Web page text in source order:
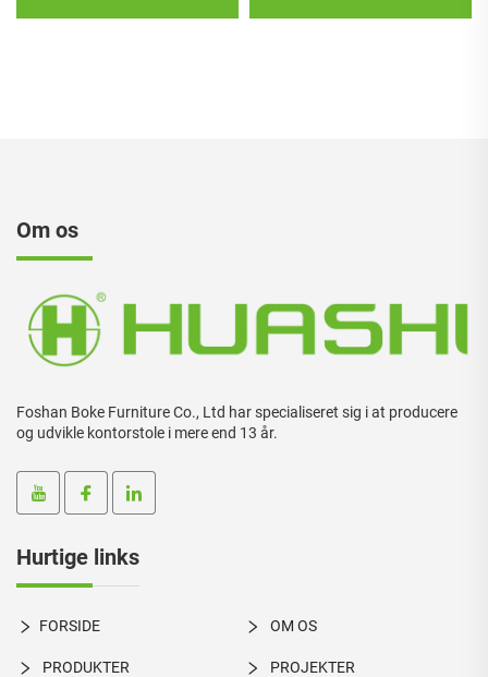
Om os
Foshan Boke Furniture Co., Ltd har specialiseret sig i at producere
og udvikle kontorstole i mere end 13 år.
Hurtige links
FORSIDE OM OS
PRODUKTER PROJEKTER